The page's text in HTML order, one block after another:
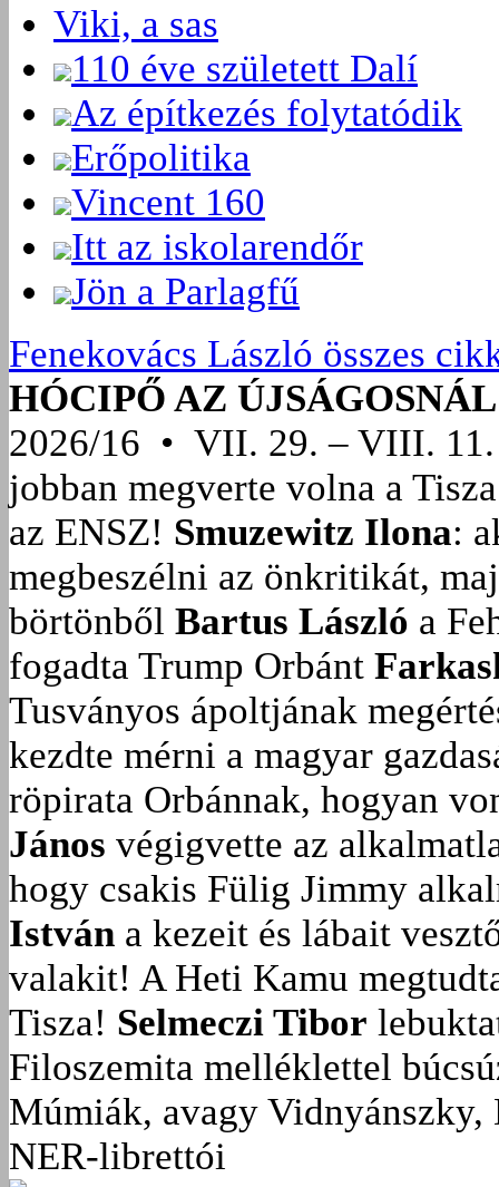
Viki, a sas
110 éve született Dalí
Az építkezés folytatódik
Erőpolitika
Vincent 160
Itt az iskolarendőr
Jön a Parlagfű
Fenekovács László összes
HÓCIPŐ AZ ÚJSÁGOSNÁL
2026/16 • VII. 29. – VIII. 11.
jobban megverte volna a
az ENSZ! Smuzewitz Ilona:
megbeszélni az önkritikát,
börtönből Bartus László a
fogadta Trump Orbánt
Tusványos ápoltjának
kezdte mérni a magyar
röpirata Orbánnak, hogyan
János végigvette az
hogy csakis Fülig Jimmy
István a kezeit és lábait
valakit! A Heti Kamu
Tisza! Selmeczi Tibor
Filoszemita melléklettel
Múmiák, avagy Vidnyánszky,
NER-librettói